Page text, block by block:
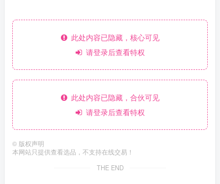
此处内容已隐藏，核心可见
请登录后查看特权
此处内容已隐藏，合伙可见
请登录后查看特权
© 版权声明
本网站只提供查看选品，不支持在线交易！
THE END